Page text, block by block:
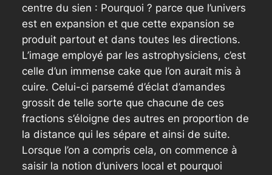
centre du sien : Pourquoi ? parce que l’univers
est en expansion et que cette expansion se
produit partout et dans toutes les directions.
L’image employé par les astrophysiciens, c’est
celle d’un immense cake que l’on aurait mis à
cuire. Celui-ci parsemé d’éclat d’amandes
grossit de telle sorte que chacune de ces
fractions s’éloigne des autres en proportion de
la distance qui les sépare et ainsi de suite.
Lorsque l’on a compris cela, on commence à
saisir la notion d’univers local et pourquoi